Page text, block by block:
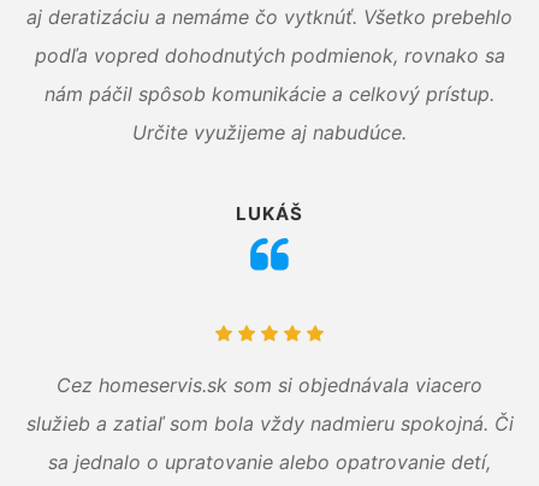
aj deratizáciu a nemáme čo vytknúť. Všetko prebehlo
podľa vopred dohodnutých podmienok, rovnako sa
nám páčil spôsob komunikácie a celkový prístup.
Určite využijeme aj nabudúce.
LUKÁŠ
Cez homeservis.sk som si objednávala viacero
služieb a zatiaľ som bola vždy nadmieru spokojná. Či
sa jednalo o upratovanie alebo opatrovanie detí,